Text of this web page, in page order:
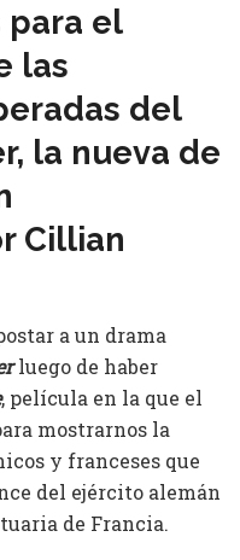
para el
las
del
la nueva de
Cillian
a un drama
luego de haber
, película en la que el
mostrarnos la
y franceses que
del ejército alemán
de Francia.